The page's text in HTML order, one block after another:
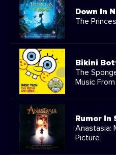
Down In
The
Bikini
The
Music
Rumor
Anastasia:
Picture